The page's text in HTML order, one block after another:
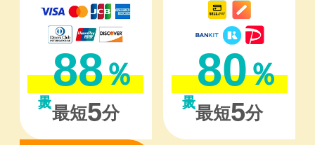
88％
最短5分
80％
最短5分